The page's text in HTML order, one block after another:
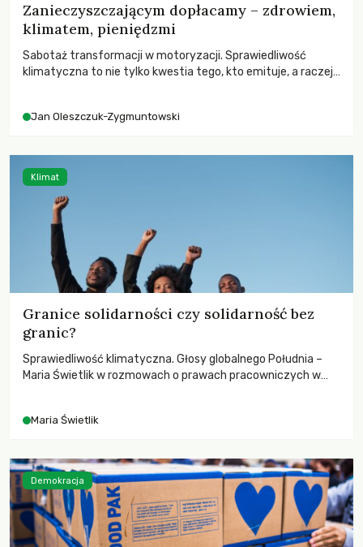
Zanieczyszczającym dopłacamy – zdrowiem,
klimatem, pieniędzmi
Sabotaż transformacji w motoryzacji. Sprawiedliwość
klimatyczna to nie tylko kwestia tego, kto emituje, a raczej
Jan Oleszczuk-Zygmuntowski
Granice solidarności czy solidarność bez
granic?
Sprawiedliwość klimatyczna. Głosy globalnego Południa –
Maria Świetlik w rozmowach o prawach pracowniczych w
Maria Świetlik
Klimat
Demokracja